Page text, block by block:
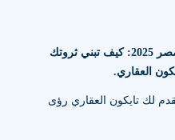
الاستثمار العقاري في مصر 2025: كيف تبني ثروتك
العقاري.
لك تايكون العقاري رؤى